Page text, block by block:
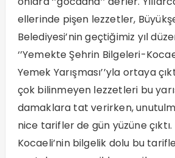
ellerinde pişen lezzetler,
Belediyesi’nin geçtiğimiz yıl
‘’Yemekte Şehrin Bilgeleri-
Yemek Yarışması’’yla ortaya
çok bilinmeyen lezzetleri bu
damaklara tat verirken,
nice tarifler de gün yüzüne
Kocaeli’nin bilgelik dolu bu